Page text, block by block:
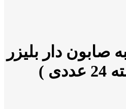
ورقی 3 لبه صابون دار بلیزر